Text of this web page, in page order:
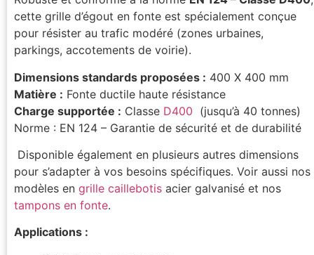
cette grille d’égout en fonte est spécialement conçue
pour résister au trafic modéré (zones urbaines,
parkings, accotements de voirie).
Dimensions standards proposées : 400 X 400 mm
Matière : Fonte ductile haute résistance
Charge supportée : Classe D400 (jusqu’à 40 tonnes)
Norme : EN 124 – Garantie de sécurité et de durabilité
Disponible également en plusieurs autres dimensions
pour s’adapter à vos besoins spécifiques. Voir aussi nos
modèles en grille caillebotis acier galvanisé et nos
tampons en fonte.
Applications :